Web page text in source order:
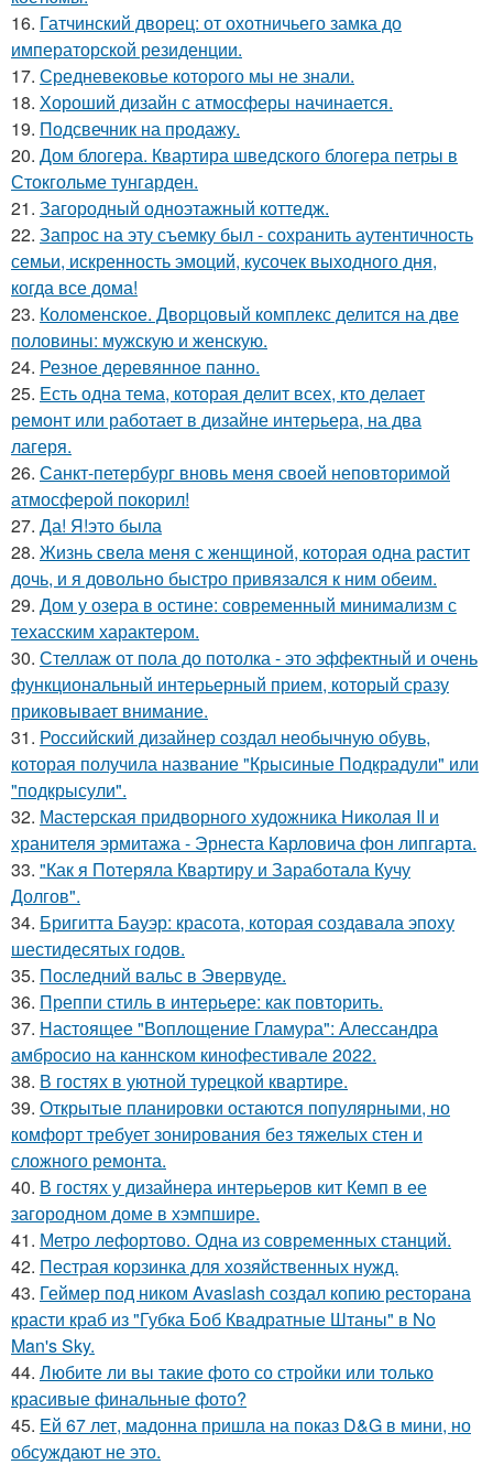
16. Гатчинский дворец: от охотничьего замка до
императорской резиденции.
17. Средневековье которого мы не знали.
18. Хороший дизайн с атмосферы начинается.
19. Подсвечник на продажу.
20. Дом блогера. Квартира шведского блогера петры в
Стокгольме тунгарден.
21. Загородный одноэтажный коттедж.
22. Запрос на эту съемку был - сохранить аутентичность
семьи, искренность эмоций, кусочек выходного дня,
когда все дома!
23. Коломенское. Дворцовый комплекс делится на две
половины: мужскую и женскую.
24. Резное деревянное панно.
25. Есть одна тема, которая делит всех, кто делает
ремонт или работает в дизайне интерьера, на два
лагеря.
26. Санкт-петербург вновь меня своей неповторимой
атмосферой покорил!
27. Да! Я!это была
28. Жизнь свела меня с женщиной, которая одна растит
дочь, и я довольно быстро привязался к ним обеим.
29. Дом у озера в остине: современный минимализм с
техасским характером.
30. Стеллаж от пола до потолка - это эффектный и очень
функциональный интерьерный прием, который сразу
приковывает внимание.
31. Российский дизайнер создал необычную обувь,
которая получила название "Крысиные Подкрадули" или
"подкрысули".
32. Мастерская придворного художника Николая II и
хранителя эрмитажа - Эрнеста Карловича фон липгарта.
33. "Как я Потеряла Квартиру и Заработала Кучу
Долгов".
34. Бригитта Бауэр: красота, которая создавала эпоху
шестидесятых годов.
35. Последний вальс в Эвервуде.
36. Преппи стиль в интерьере: как повторить.
37. Настоящее "Воплощение Гламура": Алессандра
амбросио на каннском кинофестивале 2022.
38. В гостях в уютной турецкой квартире.
39. Открытые планировки остаются популярными, но
комфорт требует зонирования без тяжелых стен и
сложного ремонта.
40. В гостях у дизайнера интерьеров кит Кемп в ее
загородном доме в хэмпшире.
41. Метро лефортово. Одна из современных станций.
42. Пестрая корзинка для хозяйственных нужд.
43. Геймер под ником Avaslash создал копию ресторана
красти краб из "Губка Боб Квадратные Штаны" в No
Man's Sky.
44. Любите ли вы такие фото со стройки или только
красивые финальные фото?
45. Ей 67 лет, мадонна пришла на показ D&G в мини, но
обсуждают не это.